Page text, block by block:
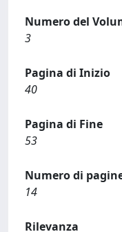
Numero del
3
Pagina di Inizio
40
Pagina di Fine
53
Numero di
14
Rilevanza